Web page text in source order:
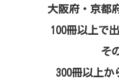
大阪府・京都
100冊以上で
そ
300冊以上か